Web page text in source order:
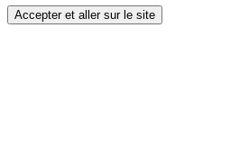
Accepter et aller sur le site